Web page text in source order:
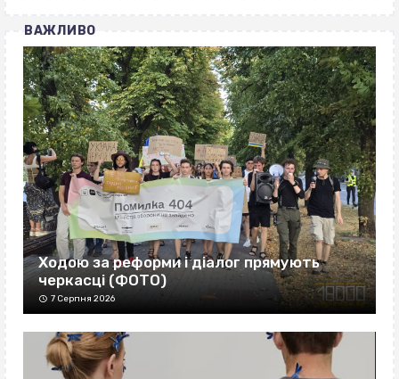
ВАЖЛИВО
Ходою за реформи і діалог прямують
черкасці (ФОТО)
7 Серпня 2026